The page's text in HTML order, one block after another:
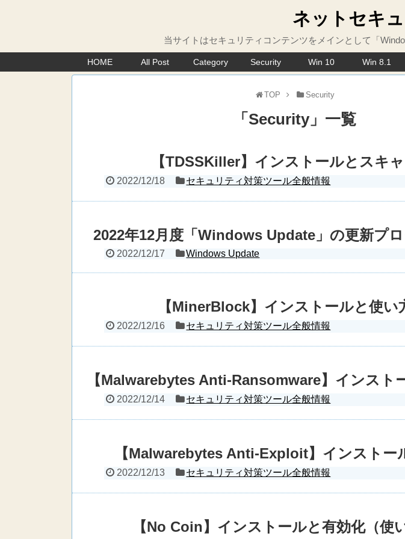
ネットセキ
当サイトはセキュリティコンテンツをメインとして「
HOME All Post Category Security Win 10 Win 8.1
TOP Security
「 Security」 一覧
【TDSSKiller】インストールとスキ
2022/12/18 セキュリティ対策ツール全般情報
2022年12月度「Windows Update」の更新プ
2022/12/17 Windows Update
【MinerBlock】インストールと使い
2022/12/16 セキュリティ対策ツール全般情報
【Malwarebytes Anti-Ransomware】インスト
2022/12/14 セキュリティ対策ツール全般情報
【Malwarebytes Anti-Exploit】インストー
2022/12/13 セキュリティ対策ツール全般情報
【No Coin】インストールと有効化（使